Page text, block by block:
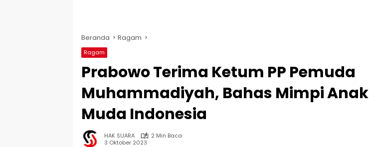
Beranda Ragam
Ragam
Prabowo Terima Ketum PP Pemuda
Muhammadiyah, Bahas Mimpi Anak
Muda Indonesia
HAK SUARA
2 Min Baca
3 Oktober 2023